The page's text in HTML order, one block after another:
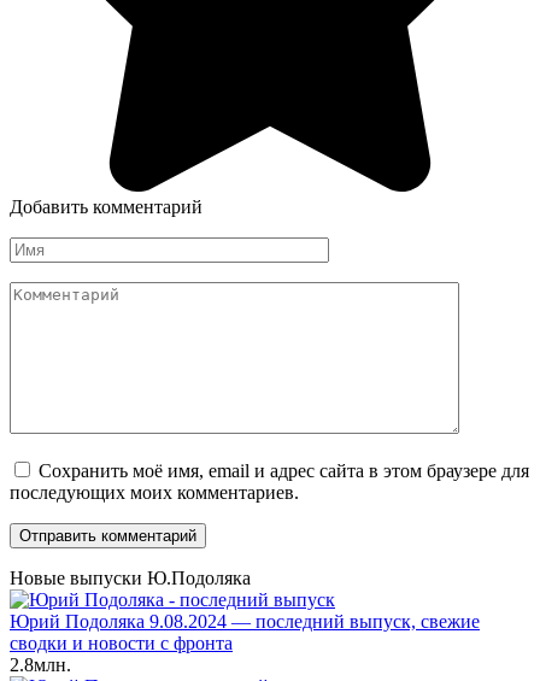
Добавить комментарий
Имя
*
Комментарий
Сохранить моё имя, email и адрес сайта в этом браузере для
последующих моих комментариев.
Новые выпуски Ю.Подоляка
Юрий Подоляка 9.08.2024 — последний выпуск, свежие
сводки и новости с фронта
2.8млн.